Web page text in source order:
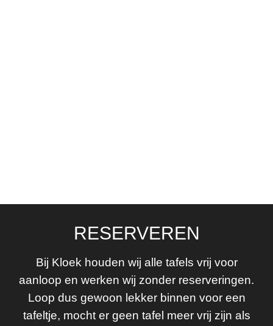
RESERVEREN
Bij Kloek houden wij alle tafels vrij voor
aanloop en werken wij zonder reserveringen.
Loop dus gewoon lekker binnen voor een
tafeltje, mocht er geen tafel meer vrij zijn als